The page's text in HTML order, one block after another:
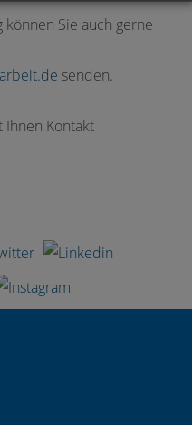
Sie auch gerne
senden.
Kontakt